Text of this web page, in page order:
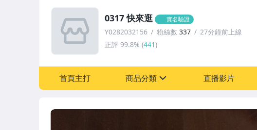
0317 快來逛 實名驗證
Y0282032156 粉絲數 337
27分鐘前上線
正評 99.8% (441)
首頁主打 商品分類 直播影片